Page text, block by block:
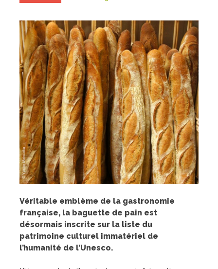
Véritable emblème de la gastronomie
française, la baguette de pain est
désormais inscrite sur la liste du
patrimoine culturel immatériel de
l’humanité de l’Unesco.